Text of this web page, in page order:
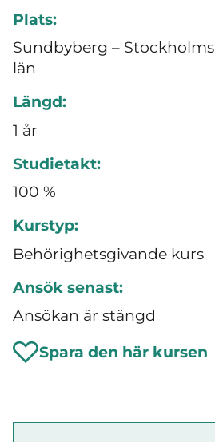
Plats:
Sundbyberg – Stockholms
län
Längd:
1 år
Studietakt:
100 %
Kurstyp:
Behörighetsgivande kurs
Ansök senast:
Ansökan är stängd
Spara den här kursen